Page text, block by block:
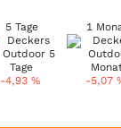
5 Tage
-4,93 %
1
-5,07